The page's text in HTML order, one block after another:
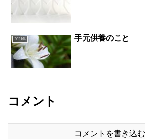
2021年 手元供養のこと
コメント
コメントを書き込む